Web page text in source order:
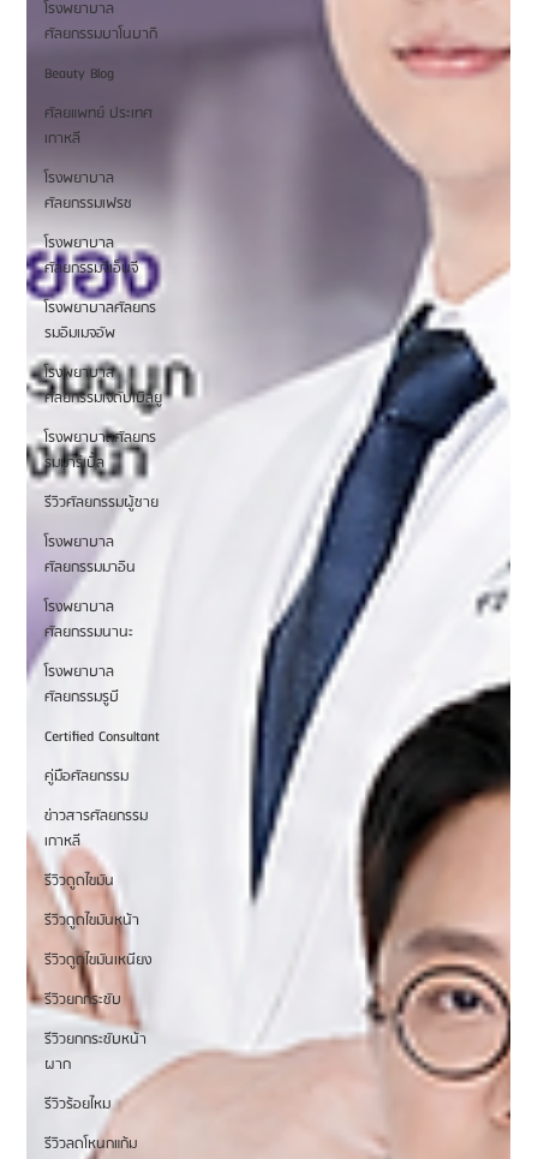
โรงพยาบาล
ศัลยกรรมบาโนบากิ
Beauty Blog
ศัลยแพทย์ ประเทศ
เกาหลี
โรงพยาบาล
ศัลยกรรมเฟรช
โรงพยาบาล
ศัลยกรรมจีเอ็นจี
โรงพยาบาลศัลยกร
รมอิมเมจอัพ
โรงพยาบาล
ศัลยกรรมเจดับเบิลยู
โรงพยาบาลศัลยกร
รมมาร์เบิ้ล
รีวิวศัลยกรรมผู้ชาย
โรงพยาบาล
ศัลยกรรมมาอิน
โรงพยาบาล
ศัลยกรรมนานะ
โรงพยาบาล
ศัลยกรรมรูบี
Certified Consultant
คู่มือศัลยกรรม
ข่าวสารศัลยกรรม
เกาหลี
รีวิวดูดไขมัน
รีวิวดูดไขมันหน้า
รีวิวดูดไขมันเหนียง
รีวิวยกกระชับ
รีวิวยกกระชับหน้า
ผาก
รีวิวร้อยไหม
รีวิวลดโหนกแก้ม